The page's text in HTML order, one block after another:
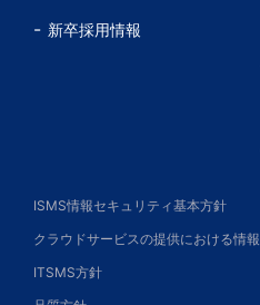
新卒採用情報
ISMS情報セキュリティ基本方針
クラウドサービスの提供における情
ITSMS方針